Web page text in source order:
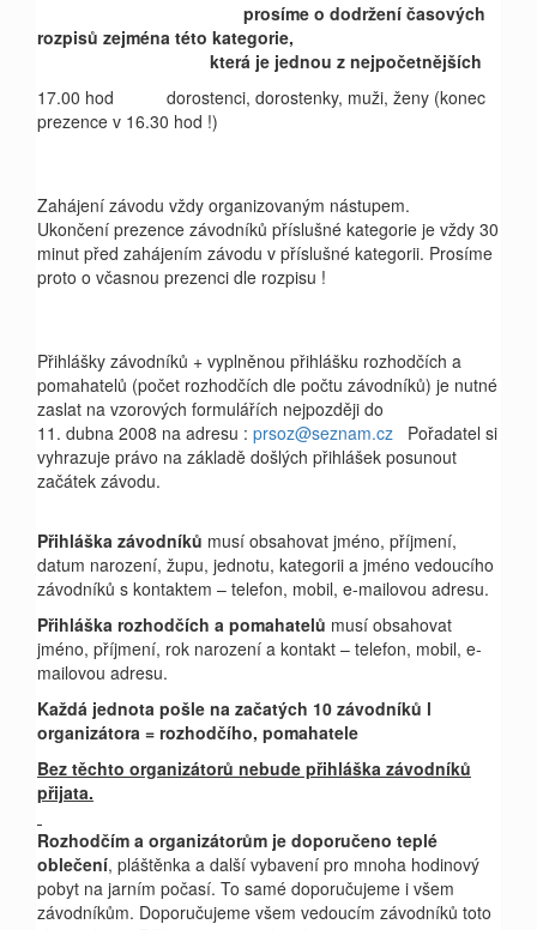
prosíme o dodržení časových
rozpisů zejména této kategorie,
která je jednou z nejpočetnějších
17.00 hod dorostenci, dorostenky, muži, ženy (konec
prezence v 16.30 hod !)
Zahájení závodu vždy organizovaným nástupem.
Ukončení prezence závodníků příslušné kategorie je vždy 30
minut před zahájením závodu v příslušné kategorii. Prosíme
proto o včasnou prezenci dle rozpisu !
Přihlášky závodníků + vyplněnou přihlášku rozhodčích a
pomahatelů (počet rozhodčích dle počtu závodníků) je nutné
zaslat na vzorových formulářích nejpozději do
11. dubna 2008 na adresu : prsoz@seznam.cz Pořadatel si
vyhrazuje právo na základě došlých přihlášek posunout
začátek závodu.
Přihláška závodníků musí obsahovat jméno, příjmení,
datum narození, župu, jednotu, kategorii a jméno vedoucího
závodníků s kontaktem – telefon, mobil, e-mailovou adresu.
Přihláška rozhodčích a pomahatelů musí obsahovat
jméno, příjmení, rok narození a kontakt – telefon, mobil, e-
mailovou adresu.
Každá jednota pošle na začatých 10 závodníků l
organizátora = rozhodčího, pomahatele
Bez těchto organizátorů nebude přihláška závodníků
přijata.
Rozhodčím a organizátorům je doporučeno teplé
oblečení, pláštěnka a další vybavení pro mnoha hodinový
pobyt na jarním počasí. To samé doporučujeme i všem
závodníkům. Doporučujeme všem vedoucím závodníků toto